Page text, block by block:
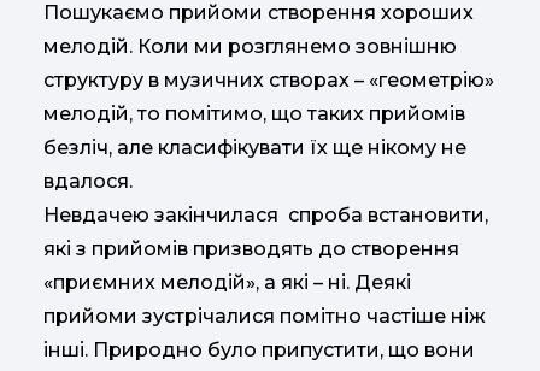
Пошукаємо прийоми створення хороших
мелодій. Коли ми розглянемо зовнішню
структуру в музичних створах – «геометрію»
мелодій, то помітимо, що таких прийомів
безліч, але класифікувати їх ще нікому не
вдалося.
Невдачею закінчилася спроба встановити,
які з прийомів призводять до створення
«приємних мелодій», а які – ні. Деякі
прийоми зустрічалися помітно частіше ніж
інші. Природно було припустити, що вони